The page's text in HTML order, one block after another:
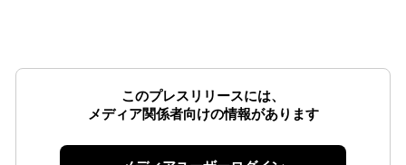
このプレスリリースには、
メディア関係者向けの情報があります